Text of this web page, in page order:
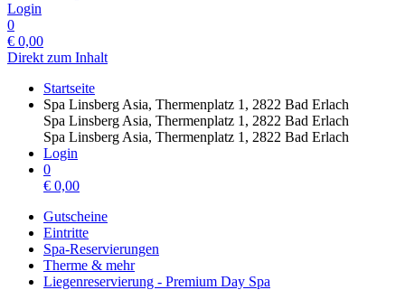
Login
0
€ 0,00
Direkt zum Inhalt
Startseite
Spa Linsberg Asia, Thermenplatz 1, 2822 Bad Erlach
Spa Linsberg Asia, Thermenplatz 1, 2822 Bad Erlach
Spa Linsberg Asia, Thermenplatz 1, 2822 Bad Erlach
Login
0
€ 0,00
Gutscheine
Eintritte
Spa-Reservierungen
Therme & mehr
Liegenreservierung - Premium Day Spa